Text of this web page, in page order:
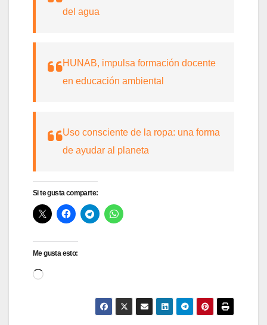
del agua
HUNAB, impulsa formación docente
en educación ambiental
Uso consciente de la ropa: una forma
de ayudar al planeta
Si te gusta comparte:
Me gusta esto:
Cargando...